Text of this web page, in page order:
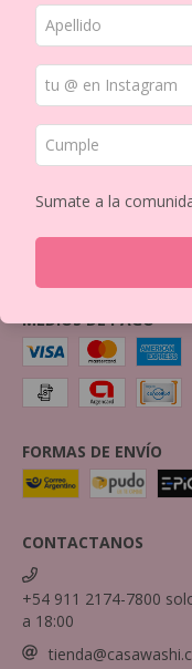
NAVEGACIÓN
Cómo comprar
Unifica tus pedidos
BOX
MEDIOS DE PAGO
FORMAS DE ENVÍO
CONTACTANOS
+54 911 2174-7800
a 18:00
Sumate a la